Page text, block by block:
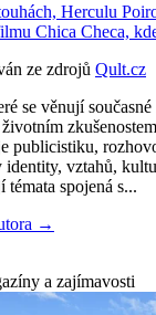
Herculu
Chica Checa,
ze zdrojů Qult.cz
se věnují
publicistiku,
vztahů,
spojená s...
→
a zajímavosti